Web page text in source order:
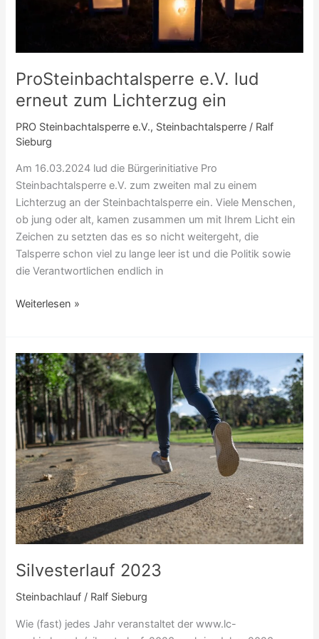
ProSteinbachtalsperre e.V. lud
erneut zum Lichterzug ein
PRO Steinbachtalsperre e.V., Steinbachtalsperre / Ralf
Sieburg
Am 16.03.2024 lud die Bürgerinitiative Pro
Steinbachtalsperre e.V. zum zweiten mal zu einem
Lichterzug an der Steinbachtalsperre ein. Viele Menschen,
ob jung oder alt, kamen zusammen um mit Ihrem Licht ein
Zeichen zu setzten das es so nicht weitergeht, die
Talsperre schon viel zu lange leer ist und die Politik sowie
die Verantwortlichen endlich in
Weiterlesen »
Silvesterlauf 2023
Steinbachlauf / Ralf Sieburg
Wie (fast) jedes Jahr veranstaltet der www.lc-
Silvesterlauf
2023